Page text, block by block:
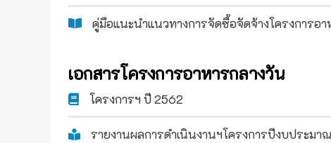
คู่มือแนะนำแนวทางการจัดซื้อจัดจ้างโครงการอ
เอกสารโครงการอาหารกลางวัน
โครงการฯ ปี 2562
รายงานผลการดำเนินงานฯโครงการปีงบประม